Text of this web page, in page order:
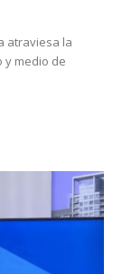
atraviesa la
y medio de